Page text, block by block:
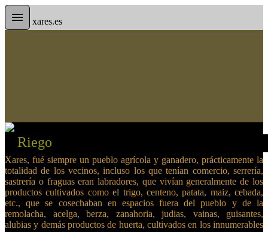
xares.es
Xares, fué siempre un pueblo agrícola y ganadero, prácticamente la
totalidad de los vecinos, incluso los que tenían comercio, serrería,
sastrería o fraguas eran labradores, que vivían generalmente de los
productos cultivados como el trigo, centeno, patata, maiz, cebada,
etc., que se cosechaban en espacios fuera del pueblo y de la
remolacha, acelga, berza, zanahoria, judias, vainas, guisantes,
alubias y demás productos de huerta, cultivados en los innumerables